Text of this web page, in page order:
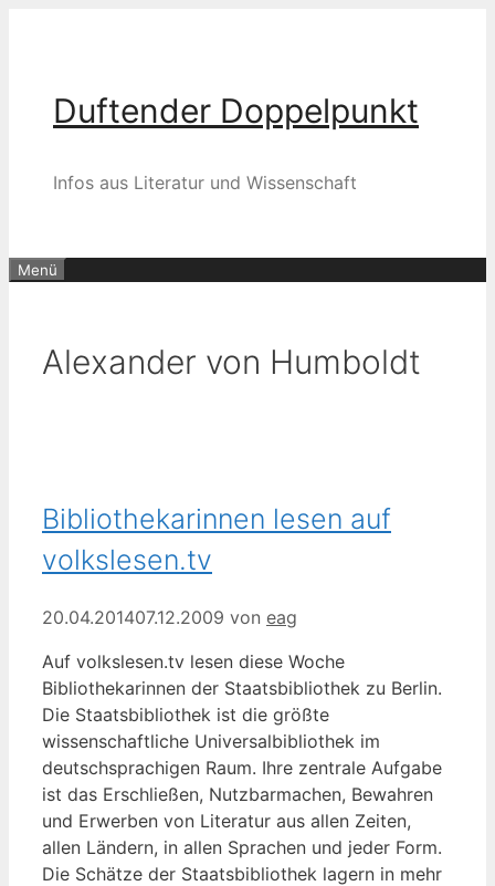
Duftender Doppelpunkt
Infos aus Literatur und Wissenschaft
Menü
Alexander von Humboldt
Bibliothekarinnen lesen auf
volkslesen.tv
20.04.201407.12.2009 von eag
Auf volkslesen.tv lesen diese Woche
Bibliothekarinnen der Staatsbibliothek zu Berlin.
Die Staatsbibliothek ist die größte
wissenschaftliche Universalbibliothek im
deutschsprachigen Raum. Ihre zentrale Aufgabe
ist das Erschließen, Nutzbarmachen, Bewahren
und Erwerben von Literatur aus allen Zeiten,
allen Ländern, in allen Sprachen und jeder Form.
Die Schätze der Staatsbibliothek lagern in mehr